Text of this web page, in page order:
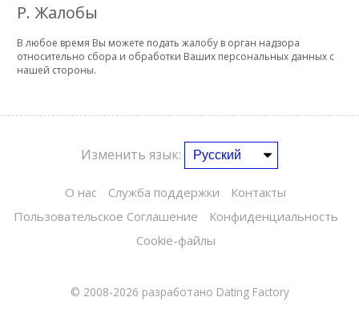
P. Жалобы
В любое время Вы можете подать жалобу в орган надзора
относительно сбора и обработки Ваших персональных данных с
нашей стороны.
Изменить язык:
О нас Служба поддержки
Контакты
Пользовательское Соглашение
Конфиденциальность
Cookie-файлы
© 2008-2026 разработано Dating Factory